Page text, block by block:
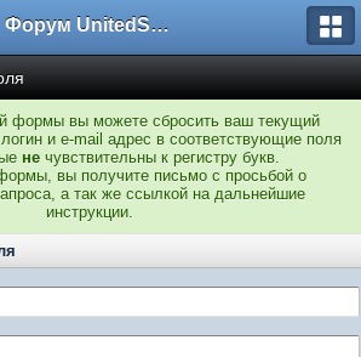
Форум UnitedSouth
формы вы можете сбросить ваш текущий
и e-mail адрес в соответствующие поля
не чувствительны к регистру букв.
вы получите письмо с просьбой о
а так же ссылкой на дальнейшие
инструкции.